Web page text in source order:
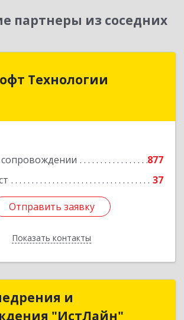
партнеры из соседних
Технологии
877
37
Отправить заявку
Показать контакты
Бизнес-Софт Технологии
область - Кузбасс обл,
Отправить заявку
Назад
и
"ИстЛайн"
Центр Внедрения и
"ИстЛайн"